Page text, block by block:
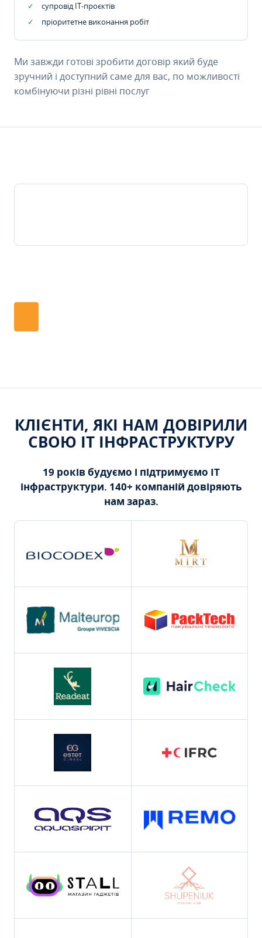
супровід ІТ-проєктів
пріоритетне виконання робіт
Ми завжди готові зробити договір який буде
зручний і доступний саме для вас, по можливості
комбінуючи різні рівні послуг
КЛІЄНТИ, ЯКІ НАМ ДОВІРИЛИ
СВОЮ ІТ ІНФРАСТРУКТУРУ
19 років будуємо і підтримуємо ІТ
інфраструктури. 140+ компаній довіряють
нам зараз.